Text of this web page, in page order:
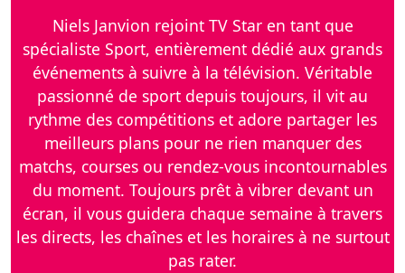
Niels Janvion rejoint TV Star en tant que
spécialiste Sport, entièrement dédié aux grands
événements à suivre à la télévision. Véritable
passionné de sport depuis toujours, il vit au
rythme des compétitions et adore partager les
meilleurs plans pour ne rien manquer des
matchs, courses ou rendez-vous incontournables
du moment. Toujours prêt à vibrer devant un
écran, il vous guidera chaque semaine à travers
les directs, les chaînes et les horaires à ne surtout
pas rater.